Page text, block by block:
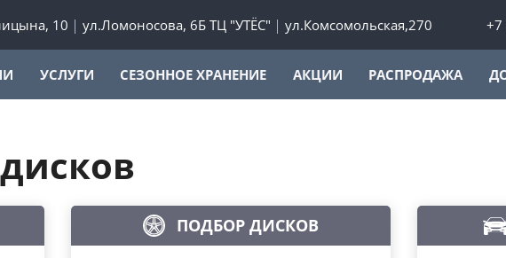
10 ул.Ломоносова, 6Б ТЦ "УТЁС" ул.Комсомольская,270 +7
УСЛУГИ СЕЗОННОЕ ХРАНЕНИЕ АКЦИИ РАСПРОДАЖА
ПОДБОР ДИСКОВ